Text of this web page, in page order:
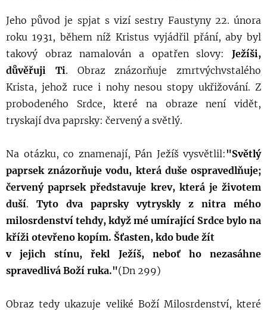
Jeho původ je spjat s vizí sestry Faustyny 22. února
roku 1931, během níž Kristus vyjádřil přání, aby byl
takový obraz namalován a opatřen slovy: Ježíši,
důvěřuji Ti. Obraz znázorňuje zmrtvýchvstalého
Krista, jehož ruce i nohy nesou stopy ukřižování. Z
probodeného Srdce, které na obraze není vidět,
tryskají dva paprsky: červený a světlý.
Na otázku, co znamenají, Pán Ježíš vysvětlil:"Světlý
paprsek znázorňuje vodu, která duše ospravedlňuje;
červený paprsek představuje krev, která je životem
duší. Tyto dva paprsky vytryskly z nitra mého
milosrdenství tehdy, když mé umírající Srdce bylo na
kříži otevřeno kopím. Šťasten, kdo bude žít
v jejich stínu, řekl Ježíš, neboť ho nezasáhne
spravedlivá Boží ruka."(Dn 299)
Obraz tedy ukazuje veliké Boží Milosrdenství, které